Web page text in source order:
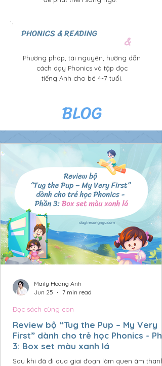
PHONICS & READING &
Phương pháp, tài nguyên, hướng dẫn
cách dạy Phonics và tập đọc
tiếng Anh cho bé 4-7 tuổi.
BLOG
Review bộ “Tug the Pup – My Very
First” dành cho trẻ học Phonics -
3: Box set màu xanh lá
Sau khi đã đi qua giai đoạn làm quen âm thanh,
Đọc sách cùng con
Maily Hoàng Anh
Jun 25
7 min read